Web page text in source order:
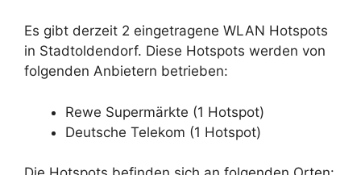
Es gibt derzeit 2 eingetragene WLAN Hotspots
in Stadtoldendorf. Diese Hotspots werden von
folgenden Anbietern betrieben:
Rewe Supermärkte (1 Hotspot)
Deutsche Telekom (1 Hotspot)